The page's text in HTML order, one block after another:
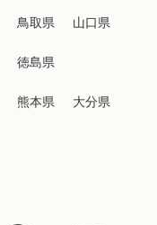
鳥取県 山口県
徳島県
熊本県
大分県